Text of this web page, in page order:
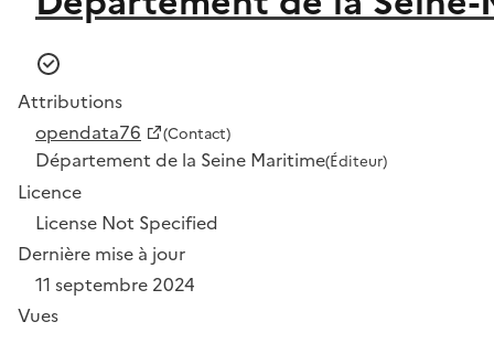
Attributions
opendata76
(Contact)
Département de la Seine Maritime(Éditeur)
Licence
License Not Specified
Dernière mise à jour
11 septembre 2024
Vues